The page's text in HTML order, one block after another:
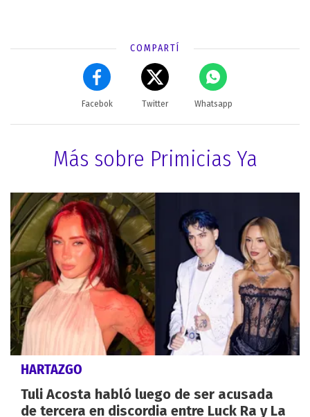
COMPARTÍ
Facebok Twitter Whatsapp
Más sobre Primicias Ya
HARTAZGO
Tuli Acosta habló luego de ser acusada
de tercera en discordia entre Luck Ra y La